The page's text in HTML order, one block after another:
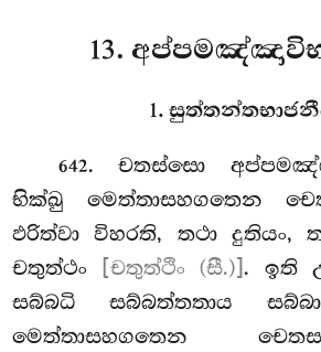
13.
1.
642. චතස්සො
භික්ඛු මෙත්තාසහගතෙන
ඵරිත්වා විහරති, තථා දුතියං,
චතුත්ථං
[චතුත්ථිං (සී.)]. ඉති
සබ්බධි සබ්බත්තතාය
මෙත්තාසහගතෙන